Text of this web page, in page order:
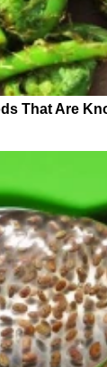
That Are